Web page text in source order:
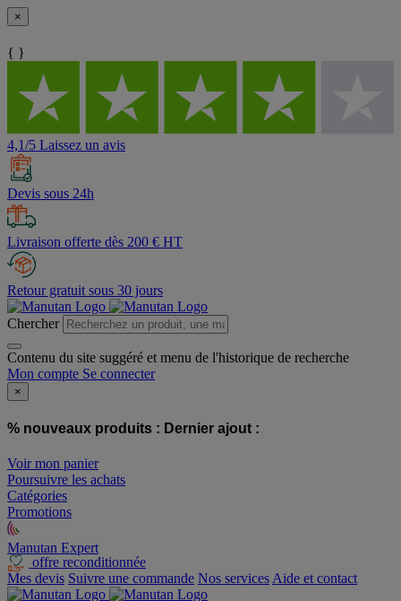
×
{ }
4,1/5 Laissez un avis
Devis sous 24h
Livraison offerte dès 200 € HT
Retour gratuit sous 30 jours
Chercher
Contenu du site suggéré et menu de l'historique de recherche
Mon compte Se connecter
×
% nouveaux produits : Dernier ajout :
Voir mon panier
Poursuivre les achats
Catégories
Promotions
Manutan Expert
offre reconditionnée
Mes devis Suivre une commande Nos services Aide et contact